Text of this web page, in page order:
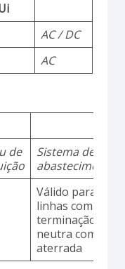
AC / DC
AC
de
Sistema de
abastecimento
Válido para
linhas com
terminação
neutra comum
aterrada